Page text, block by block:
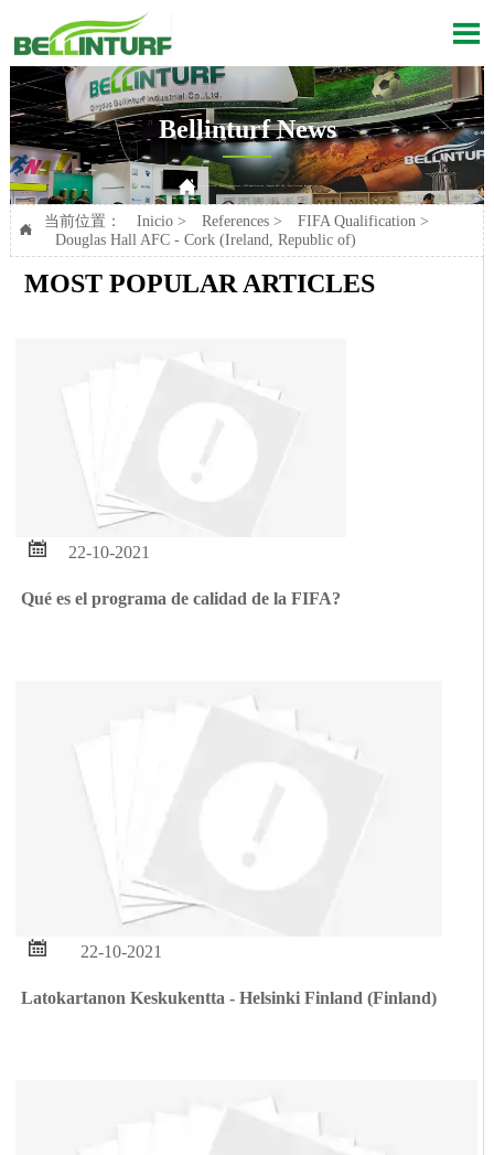

Bellinturf News


当前位置： Inicio> References> FIFA Qualification >
Douglas Hall AFC - Cork (Ireland, Republic of)
MOST POPULAR ARTICLES
 22-10-2021
Qué es el programa de calidad de la FIFA?
 22-10-2021
Latokartanon Keskukentta - Helsinki Finland (Finland)